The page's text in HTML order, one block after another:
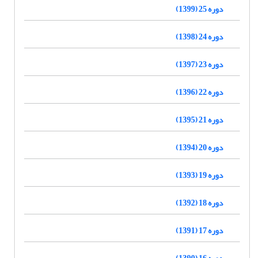
دوره 25 (1399)
دوره 24 (1398)
دوره 23 (1397)
دوره 22 (1396)
دوره 21 (1395)
دوره 20 (1394)
دوره 19 (1393)
دوره 18 (1392)
دوره 17 (1391)